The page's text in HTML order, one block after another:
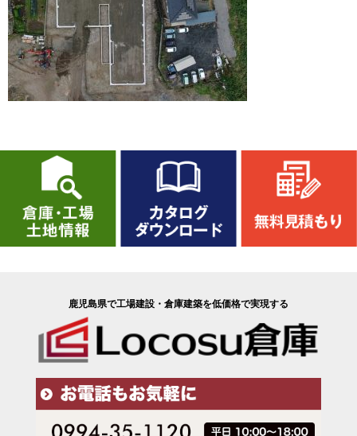
鹿児島県で工場建設・倉庫建築を低価格で実現する